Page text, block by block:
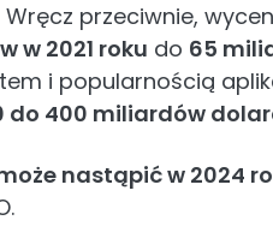
przeciwnie,
w 2021 roku do 65
i popularnością
do 400 miliardów
nastąpić w 2024